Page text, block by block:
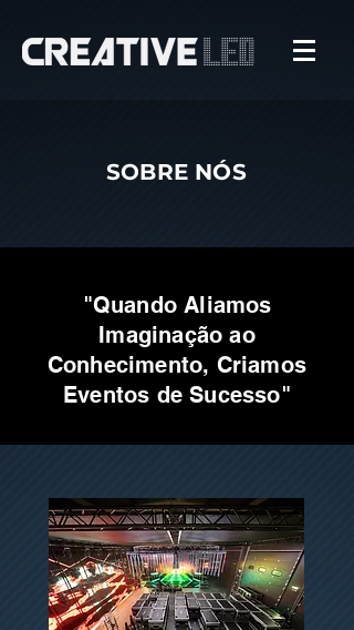
SOBRE NÓS
"Quando Aliamos
Imaginação ao
Conhecimento, Criamos
Eventos de Sucesso"